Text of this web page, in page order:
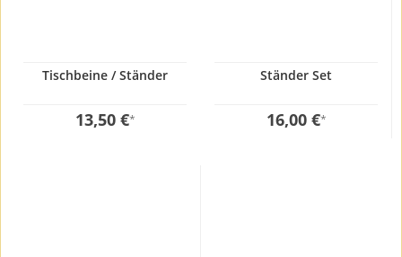
Tischbeine / Ständer
13,50 €*
Ständer Set
16,00 €*